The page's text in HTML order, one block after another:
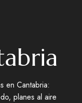
en Cantabria:
planes al aire